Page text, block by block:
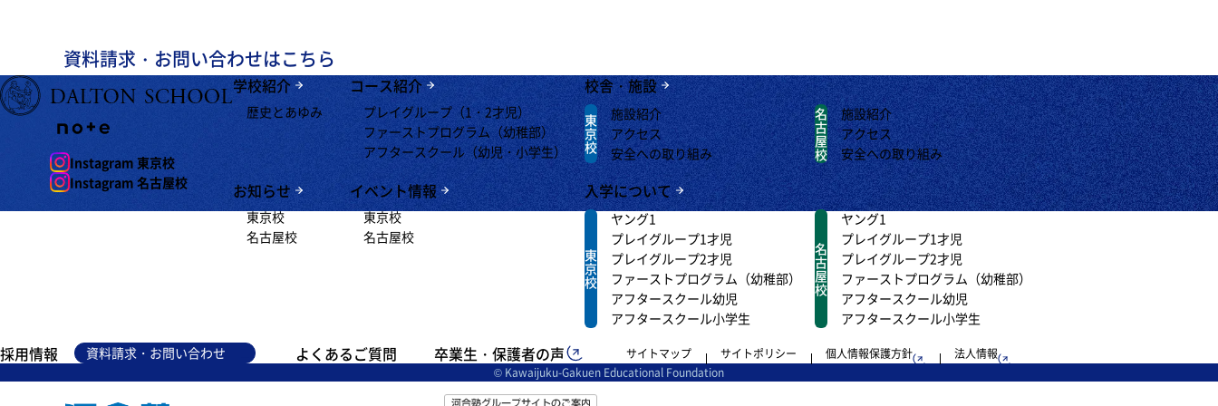
資料請求・お問い合わせはこちら
Instagram 東京校
Instagram 名古屋校
学校紹介
歴史とあゆみ
コース紹介
プレイグループ（1・2才児）
ファーストプログラム（幼稚部）
アフタースクール（幼児・小学生）
校舎・施設
東
京
校
施設紹介
アクセス
安全への取り組み
名
古
屋
校
施設紹介
アクセス
安全への取り組み
お知らせ
東京校
名古屋校
イベント情報
東京校
名古屋校
入学について
東
京
校
ヤング1
プレイグループ1才児
プレイグループ2才児
ファーストプログラム（幼稚部）
アフタースクール幼児
アフタースクール小学生
名
古
屋
校
ヤング1
プレイグループ1才児
プレイグループ2才児
ファーストプログラム（幼稚部）
アフタースクール幼児
アフタースクール小学生
採用情報 資料請求・お問い合わせ よくあるご質問 卒業生・保護者の声 サイトマップ サイトポリシー 個人情報保護方針
法人情報
© Kawaijuku-Gakuen Educational Foundation